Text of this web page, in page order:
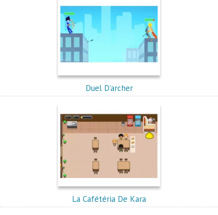
Duel D'archer
La Cafétéria De Kara